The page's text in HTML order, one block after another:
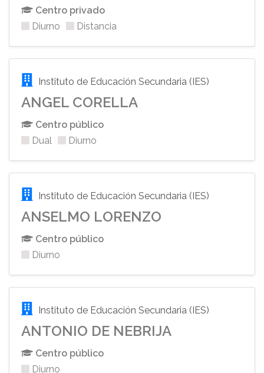
Centro privado
Diurno
Distancia
Instituto de Educación Secundaria (IES)
ANGEL CORELLA
Centro público
Dual
Diurno
Instituto de Educación Secundaria (IES)
ANSELMO LORENZO
Centro público
Diurno
Instituto de Educación Secundaria (IES)
ANTONIO DE NEBRIJA
Centro público
Diurno